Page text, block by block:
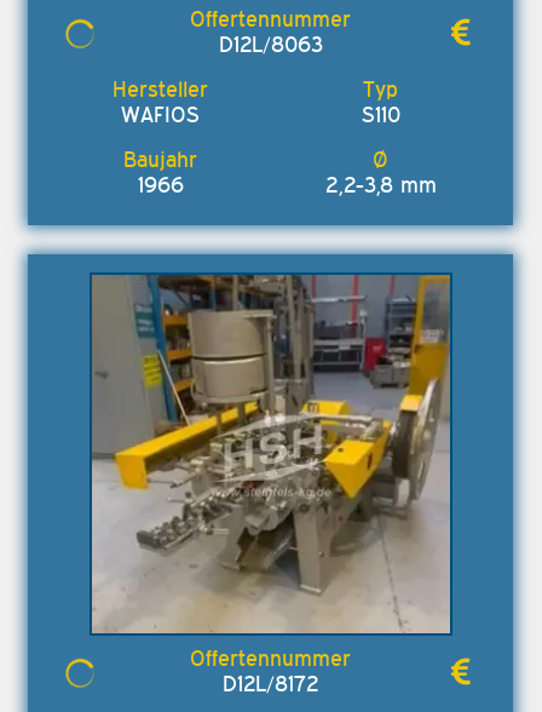
D12L/8063
WAFIOS S110
1966 2,2-3,8 mm
D12L/8172